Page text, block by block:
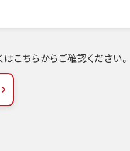
こちらからご確認ください。